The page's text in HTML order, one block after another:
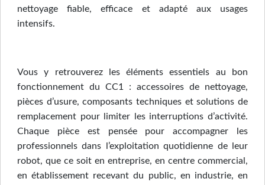
nettoyage fiable, efficace et adapté aux usages
intensifs.
Vous y retrouverez les éléments essentiels au bon
fonctionnement du CC1 : accessoires de nettoyage,
pièces d’usure, composants techniques et solutions de
remplacement pour limiter les interruptions d’activité.
Chaque pièce est pensée pour accompagner les
professionnels dans l’exploitation quotidienne de leur
robot, que ce soit en entreprise, en centre commercial,
en établissement recevant du public, en industrie, en